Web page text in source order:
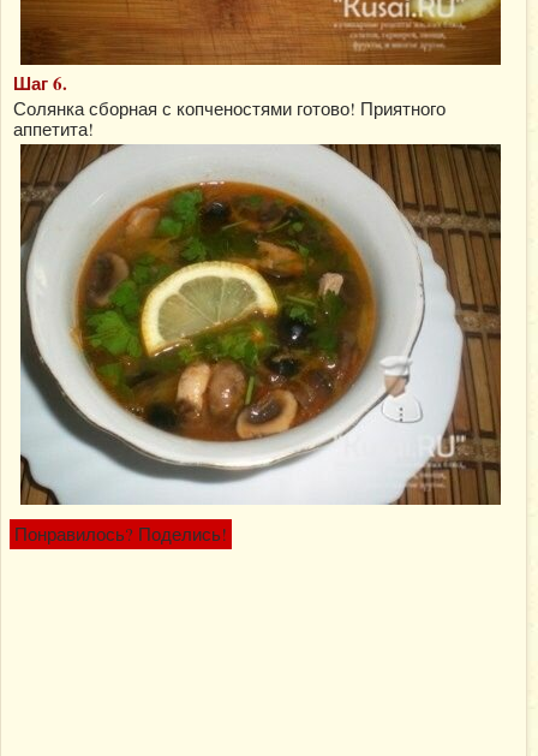
Шаг 6.
Солянка сборная с копченостями готово! Приятного
аппетита!
Понравилось? Поделись!